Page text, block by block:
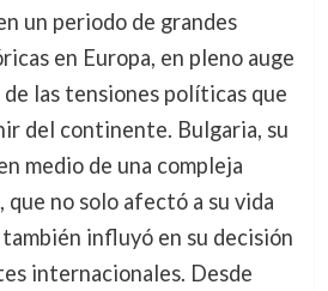
un periodo de grandes
en Europa, en pleno auge
las tensiones políticas que
del continente. Bulgaria, su
medio de una compleja
no solo afectó a su vida
influyó en su decisión
internacionales. Desde